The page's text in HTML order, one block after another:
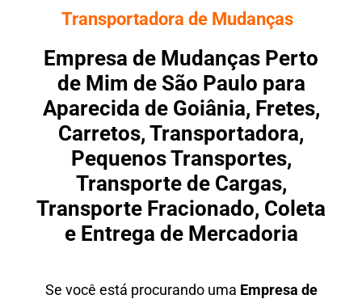
Transportadora de Mudanças
Empresa de Mudanças Perto
de Mim de São Paulo para
Aparecida de Goiânia, Fretes,
Carretos, Transportadora,
Pequenos Transportes,
Transporte de Cargas,
Transporte Fracionado, Coleta
e Entrega de Mercadoria
Se você está procurando uma Empresa de